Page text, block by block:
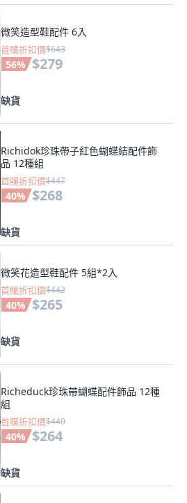
微笑造型鞋配件 6入
首購折扣價$643
56% $279
缺貨
Richidok珍珠帶子紅色蝴蝶結配件飾
品 12種組
首購折扣價$447
40% $268
缺貨
微笑花造型鞋配件 5組*2入
首購折扣價$442
40% $265
缺貨
Richeduck珍珠帶蝴蝶配件飾品 12種
組
首購折扣價$440
40% $264
缺貨